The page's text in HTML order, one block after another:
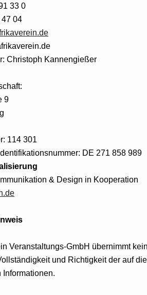
33 0
47 04
Christoph Kannengießer
9
114 301
DE 271 858 989
& Design in Kooperation
für
Informationen.